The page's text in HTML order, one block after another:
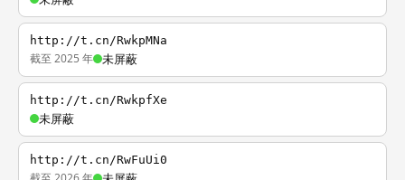
http://t.cn/RwkpMNa
截至 2025 年 未屏蔽
http://t.cn/RwkpfXe
未屏蔽
http://t.cn/RwFuUi0